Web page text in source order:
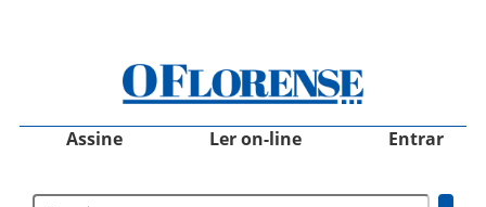
Assine Ler on-line Entrar